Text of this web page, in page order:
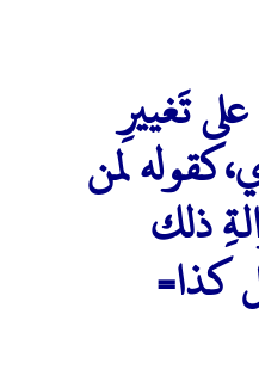
تَغييرِ
لمن
ذلك
كذا=